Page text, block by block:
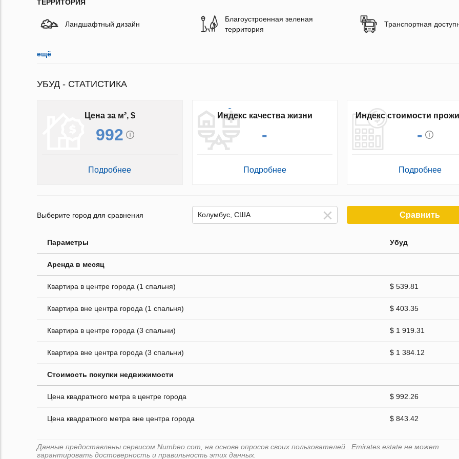
ТЕРРИТОРИЯ
Ландшафтный дизайн
Благоустроенная зеленая
территория
Транспортная
ещё
УБУД - СТАТИСТИКА
Цена за м², $
992
Подробнее
Индекс качества жизни
-
Подробнее
Индекс стоимости
-
Подробнее
Выберите город для сравнения Сравнить
Параметры Убуд
Аренда в месяц
Квартира в центре города (1 спальня) $ 539.81
Квартира вне центра города (1 спальня) $ 403.35
Квартира в центре города (3 спальни) $ 1 919.31
Квартира вне центра города (3 спальни) $ 1 384.12
Стоимость покупки недвижимости
Цена квадратного метра в центре города $ 992.26
Цена квадратного метра вне центра города $ 843.42
Данные предоставлены сервисом Numbeo.com, на основе опросов своих пользователей . Emirates.estate не может
гарантировать достоверность и правильность этих данных.